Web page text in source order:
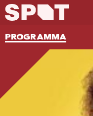
PROGRAMMA